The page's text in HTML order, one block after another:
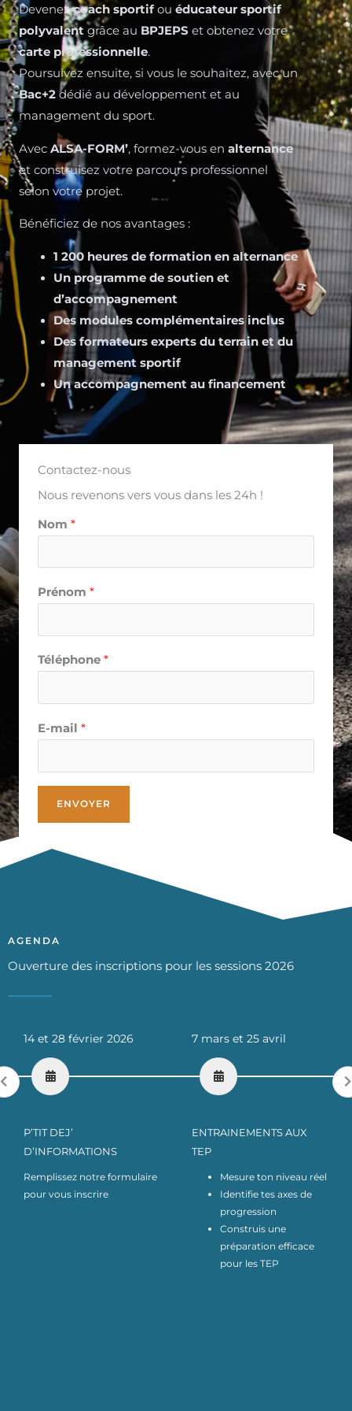
Devenezcoach sportifou éducateur sportif
polyvalent grâce au BPJEPS et obtenez votre
carte professionnelle.
Poursuivez ensuite, si vous le souhaitez, avec un
Bac+2 dédié au développement et au
management du sport.
Avec ALSA-FORM’, formez-vous en alternance
et construisez votre parcours professionnel
selon votre projet.
Bénéficiez de nos avantages :
1 200 heures de formation en alternance
Un programme de soutien et
d’accompagnement
Des modules complémentaires inclus
Des formateurs experts du terrain et du
management sportif
Un accompagnement au financement
Contactez-nous
Nous revenons vers vous dans les 24h !
Nom *
Prénom *
Téléphone *
E-mail *
AGENDA
Ouverture des inscriptions pour les sessions 2026
14 et 28 février 2026
P’TIT DEJ’
D’INFORMATIONS
Remplissez notre formulaire
pour vous inscrire
7 mars et 25 avril
ENTRAINEMENTS AUX
TEP
Mesure ton niveau réel
Identifie tes axes de
progression
Construis une
préparation efficace
pour les TEP